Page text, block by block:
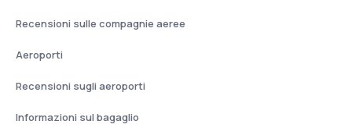
Recensioni sulle compagnie aeree
Aeroporti
Recensioni sugli aeroporti
Informazioni sul bagaglio